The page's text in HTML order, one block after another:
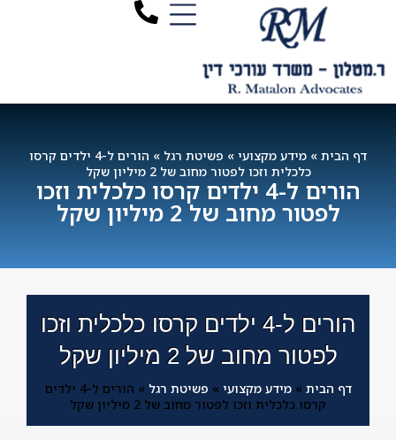
דף הבית » מידע מקצועי » פשיטת רגל »
הורים ל-4 ילדים קרסו
כלכלית וזכו לפטור מחוב של 2 מיליון שקל
הורים ל-4 ילדים קרסו כלכלית וזכו
לפטור מחוב של 2 מיליון שקל
הורים ל-4 ילדים קרסו כלכלית וזכו
לפטור מחוב של 2 מיליון שקל
דף הבית »מידע מקצועי » פשיטת רגל »
הורים ל-4 ילדים
קרסו כלכלית וזכו לפטור מחוב של 2 מיליון שקל